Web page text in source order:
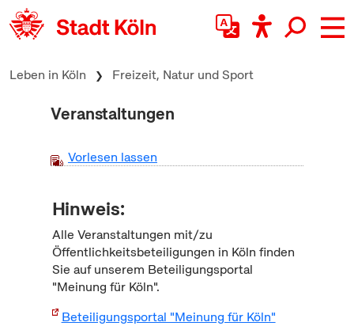
zum Inhalt springen
Leben in Köln Freizeit, Natur und Sport
Veranstaltungen
Vorlesen lassen
Hinweis:
Alle Veranstaltungen mit/zu
Öffentlichkeitsbeteiligungen in Köln finden
Sie auf unserem Beteiligungsportal
"Meinung für Köln".
Beteiligungsportal "Meinung für Köln"